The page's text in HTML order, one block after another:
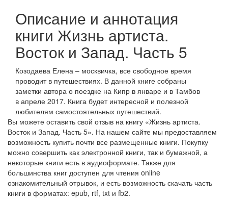
Описание и аннотация
книги Жизнь артиста.
Восток и Запад. Часть 5
Козодаева Елена – москвичка, все свободное время
проводит в путешествиях. В данной книге собраны
заметки автора о поездке на Кипр в январе и в Тамбов
в апреле 2017. Книга будет интересной и полезной
любителям самостоятельных путешествий.
Вы можете оставить свой отзыв на книгу «Жизнь артиста.
Восток и Запад. Часть 5». На нашем сайте мы предоставляем
возможность купить почти все размещенные книги. Покупку
можно совершить как электронной книги, так и бумажной, а
некоторые книги есть в аудиоформате. Также для
большинства книг доступен для чтения online
ознакомительный отрывок, и есть возможность скачать часть
книги в форматах: epub, rtf, txt и fb2.